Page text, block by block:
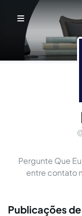
Pergunte Que
entre contato
Publicações